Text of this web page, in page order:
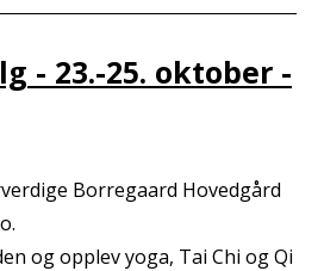
- 23.-25. oktober -
Borregaard Hovedgård
og opplev yoga, Tai Chi og Qi